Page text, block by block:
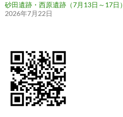
砂田遺跡・西原遺跡（7月13日～17日）
2026年7月22日